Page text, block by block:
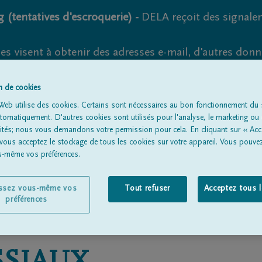
(tentatives d'escroquerie) - DELA reçoit des
visent à obtenir des adresses e-mail, d'autres
et vérifiez soigneusement l'expéditeur.
Cependant, les tentatives d'hameçonnage et de
Tous les avis de décès
de cookies
utilise des cookies. Certains sont nécessaires au bon fonctionnement du
D'autres cookies sont utilisés pour l'analyse, le marketing ou
nous vous demandons votre permission pour cela. En cliquant sur «
acceptez le stockage de tous les cookies sur votre appareil. Vous
même vos préférences.
Tout refuser Acceptez tous
vous-même vos
préférences